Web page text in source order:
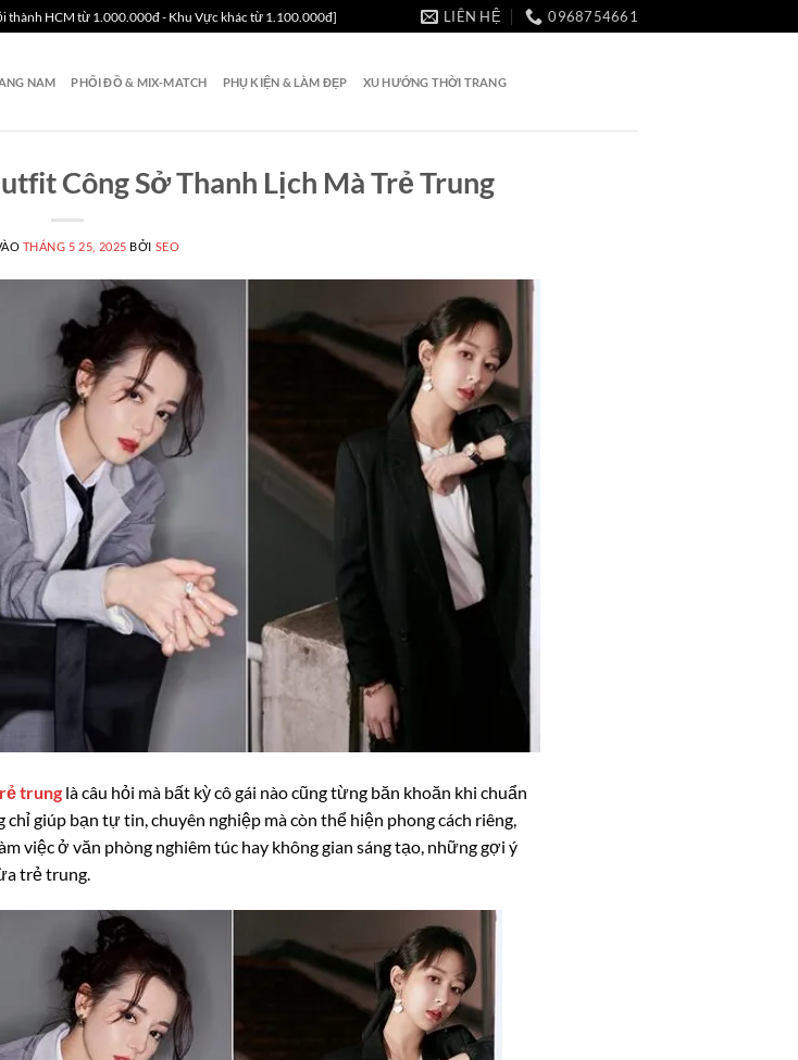
thành HCM từ 1.000.000đ - Khu Vực khác từ 1.100.000đ] LIÊN HỆ 0968754661
NAM PHỐI ĐỒ & MIX-MATCH PHỤ KIỆN & LÀM ĐẸP XU HƯỚNG THỜI TRANG
Công Sở Thanh Lịch Mà Trẻ Trung
THÁNG 5 25, 2025 BỞI SEO
trung là câu hỏi mà bất kỳ cô gái nào cũng từng băn khoăn khi chuẩn
giúp bạn tự tin, chuyên nghiệp mà còn thể hiện phong cách riêng,
việc ở văn phòng nghiêm túc hay không gian sáng tạo, những gợi ý
trẻ trung.